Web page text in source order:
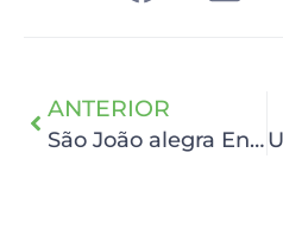
ANTERIOR
São João alegra Enfermaria São Lucas